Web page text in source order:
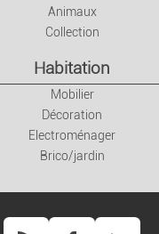
Animaux
Collection
Habitation
Mobilier
Décoration
Electroménager
Brico/jardin